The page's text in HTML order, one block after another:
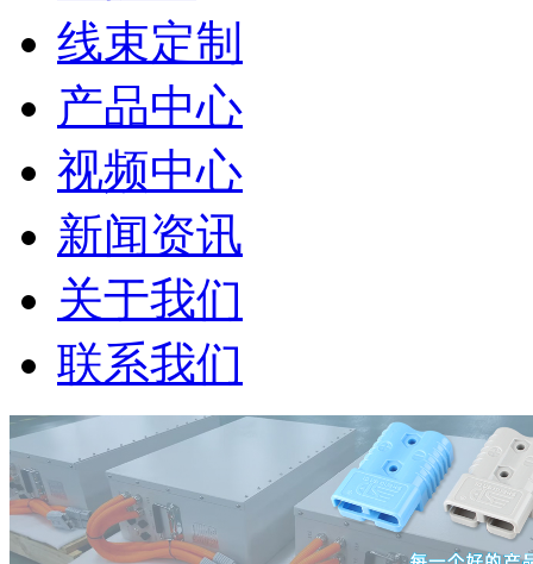
线束定制
产品中心
视频中心
新闻资讯
关于我们
联系我们